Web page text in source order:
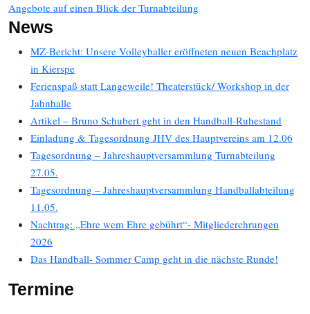
Angebote auf einen Blick der Turnabteilung
News
MZ-Bericht: Unsere Volleyballer eröffneten neuen Beachplatz
in Kierspe
Ferienspaß statt Langeweile! Theaterstück/ Workshop in der
Jahnhalle
Artikel – Bruno Schubert geht in den Handball-Ruhestand
Einladung & Tagesordnung JHV des Hauptvereins am 12.06
Tagesordnung – Jahreshauptversammlung Turnabteilung
27.05.
Tagesordnung – Jahreshauptversammlung Handballabteilung
11.05.
Nachtrag: „Ehre wem Ehre gebührt“- Mitgliederehrungen
2026
Das Handball- Sommer Camp geht in die nächste Runde!
Termine